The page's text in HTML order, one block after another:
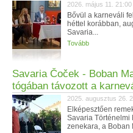
2026. május 11. 21:00
Bővül a karneváli
héttel korábban,
Savaria...
Tovább
Savaria Čoček - Boban
tógában távozott a
2025. augusztus 26.
Elképesztően
Savaria Történelmi
zenekara, a Boban